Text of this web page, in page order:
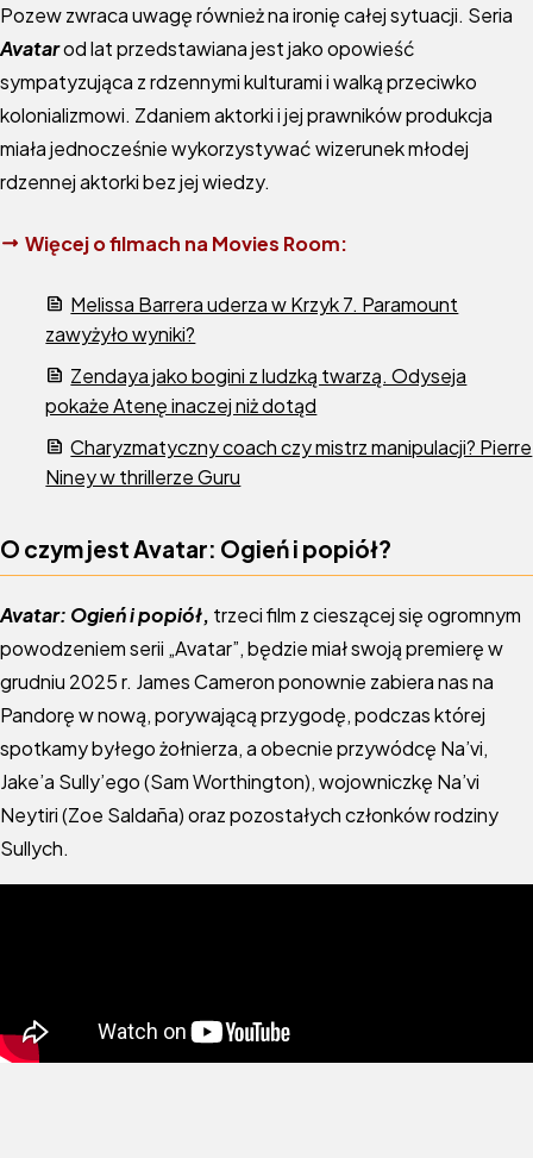
Pozew zwraca uwagę również na ironię całej sytuacji. Seria
Avatarod lat przedstawiana jest jako opowieść
sympatyzująca z rdzennymi kulturami i walką przeciwko
kolonializmowi. Zdaniem aktorki i jej prawników produkcja
miała jednocześnie wykorzystywać wizerunek młodej
rdzennej aktorki bez jej wiedzy.
Więcej o filmach na Movies Room:
Melissa Barrera uderza w Krzyk 7. Paramount
zawyżyło wyniki?
Zendaya jako bogini z ludzką twarzą. Odyseja
pokaże Atenę inaczej niż dotąd
Charyzmatyczny coach czy mistrz manipulacji? Pierre
Niney w thrillerze Guru
O czym jest Avatar: Ogień i popiół?
Avatar: Ogień i popiół, trzeci film z cieszącej się ogromnym
powodzeniem serii „Avatar”, będzie miał swoją premierę w
grudniu 2025 r. James Cameron ponownie zabiera nas na
Pandorę w nową, porywającą przygodę, podczas której
spotkamy byłego żołnierza, a obecnie przywódcę Na’vi,
Jake’a Sully’ego (Sam Worthington), wojowniczkę Na’vi
Neytiri (Zoe Saldaña) oraz pozostałych członków rodziny
Sullych.